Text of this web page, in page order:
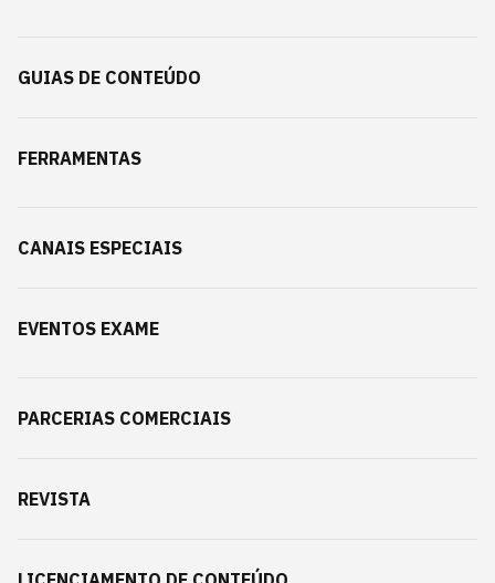
GUIAS DE CONTEÚDO
FERRAMENTAS
CANAIS ESPECIAIS
EVENTOS EXAME
PARCERIAS COMERCIAIS
REVISTA